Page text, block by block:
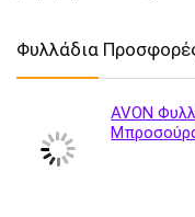
Φυλλάδια
AVON